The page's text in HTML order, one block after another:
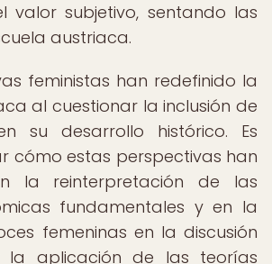
subjetivo, sentando las
austriaca.
feministas han redefinido la
al cuestionar la inclusión de
su desarrollo histórico. Es
cómo estas perspectivas han
la reinterpretación de las
fundamentales y en la
femeninas en la discusión
la aplicación de las teorías